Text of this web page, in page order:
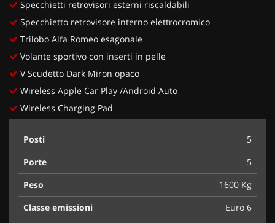
Specchietti retrovisori esterni riscaldabili
Specchietto retrovisore interno elettrocromico
Trilobo Alfa Romeo esagonale
Volante sportivo con inserti in pelle
V Scudetto Dark Miron opaco
Wireless Apple Car Play /Android Auto
Wireless Charging Pad
Posti
5
Porte
5
Peso
1600 Kg
Classe emissioni
Euro 6